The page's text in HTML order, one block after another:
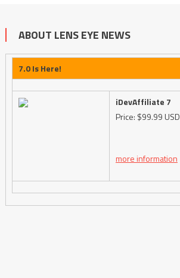
ABOUT LENS EYE NEWS
7.0 Is Here!
iDevAffiliate 7
Price: $99.99 USD
more information